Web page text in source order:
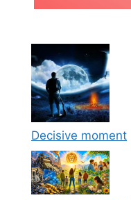
Decisive moment